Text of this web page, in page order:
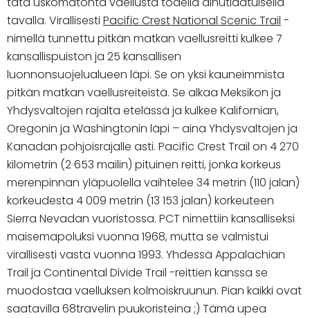
tavalla. Virallisesti Pacific Crest National Scenic Trail -
nimellä tunnettu pitkän matkan vaellusreitti kulkee 7
kansallispuiston ja 25 kansallisen
luonnonsuojelualueen läpi. Se on yksi kauneimmista
pitkän matkan vaellusreiteistä. Se alkaa Meksikon ja
Yhdysvaltojen rajalta etelässä ja kulkee Kalifornian,
Oregonin ja Washingtonin läpi – aina Yhdysvaltojen ja
Kanadan pohjoisrajalle asti. Pacific Crest Trail on 4 270
kilometrin (2 653 mailin) pituinen reitti, jonka korkeus
merenpinnan yläpuolella vaihtelee 34 metrin (110 jalan)
korkeudesta 4 009 metrin (13 153 jalan) korkeuteen
Sierra Nevadan vuoristossa. PCT nimettiin kansalliseksi
maisemapoluksi vuonna 1968, mutta se valmistui
virallisesti vasta vuonna 1993. Yhdessä Appalachian
Trail ja Continental Divide Trail -reittien kanssa se
muodostaa vaelluksen kolmoiskruunun. Pian kaikki ovat
saatavilla 68travelin puukoristeina ;) Tämä upea